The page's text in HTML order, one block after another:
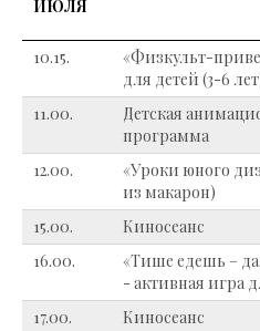
ИЮЛЯ
10.15.
«Физкульт-
для детей (3-6
11.00.
Детская
программа
12.00.
«Уроки юного
из макарон)
15.00.
Киносеанс
16.00.
«Тише едешь –
- активная игра
17.00.
Киносеанс